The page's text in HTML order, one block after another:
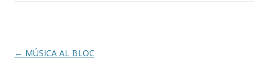
k ix
Post
← MÚSICA AL BLOC